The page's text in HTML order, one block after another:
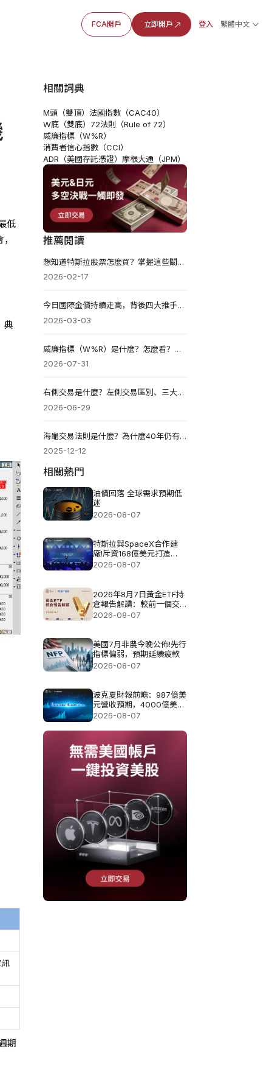
FCA開戶 立即開戶 登入 繁體中文
低
典
訊
期
相關詞典
M頭（雙頂） 法國指數（CAC40）
W底（雙底） 72法則（Rule of 72）
威廉指標（W%R）
消費者信心指數（CCI）
ADR（美國存託憑證） 摩根大通（JPM）
推薦閱讀
想知道特斯拉股票怎麼買？掌握這些關鍵因素
2026-02-17
今日國際金價持續走高，背後四大推手你必須知道
2026-03-03
威廉指標（W%R）是什麼？怎麼看？買賣點、參數設定與技巧解析
2026-07-31
右側交易是什麼？左側交易區別、三大交易策略與實戰技巧
2026-06-29
海龜交易法則是什麼？為什麼40年仍有效？ 2026實用指南
2025-12-12
相關熱門
油價回落 全球需求預期低
迷
2026-08-07
特斯拉與SpaceX合作建
廠!斥資168億美元打造
Terafab基地
2026-08-07
2026年8月7日黃金ETF持
倉報告解讀：較前一個交
易日增加0.571噸
2026-08-07
美國7月非農今晚公佈!先行
指標偏弱，預期延續疲軟
2026-08-07
波克夏財報前瞻：987億美
元營收預期，4000億美元
現金如何佈局?
2026-08-07